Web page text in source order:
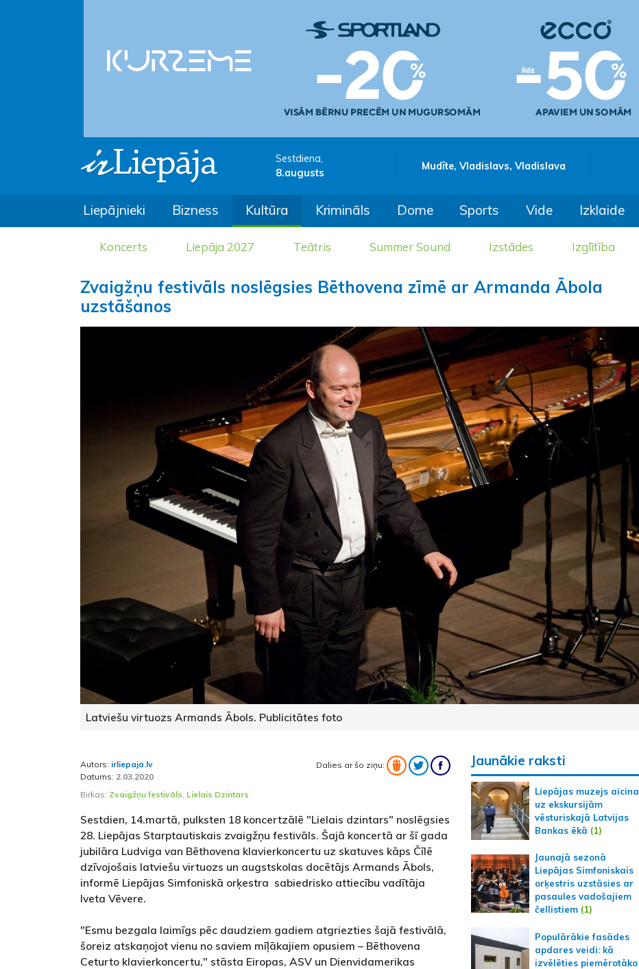
Sestdiena,
8.augusts
Mudīte, Vladislavs, Vladislava
Liepājnieki Bizness Kultūra Krimināls Dome Sports Vide Izklaide
Koncerts Liepāja 2027 Teātris Summer Sound Izstādes Izglītība
Zvaigžņu festivāls noslēgsies Bēthovena zīmē ar Armanda Ābola
uzstāšanos
Latviešu virtuozs Armands Ābols. Publicitātes foto
Autors: irliepaja.lv
Datums: 2.03.2020
Dalies ar šo ziņu:
Birkas: Zvaigžņu festivāls, Lielais Dzintars
Sestdien, 14.martā, pulksten 18 koncertzālē "Lielais dzintars" noslēgsies
28. Liepājas Starptautiskais zvaigžņu festivāls. Šajā koncertā ar šī gada
jubilāra Ludviga van Bēthovena klavierkoncertu uz skatuves kāps Čīlē
dzīvojošais latviešu virtuozs un augstskolas docētājs Armands Ābols,
informē Liepājas Simfoniskā orķestra sabiedrisko attiecību vadītāja
Iveta Vēvere.
"Esmu bezgala laimīgs pēc daudziem gadiem atgriezties šajā festivālā,
šoreiz atskaņojot vienu no saviem mīļākajiem opusiem – Bēthovena
Ceturto klavierkoncertu," stāsta Eiropas, ASV un Dienvidamerikas
Jaunākie raksti
Liepājas muzejs aicina
uz ekskursijām
vēsturiskajā Latvijas
Bankas ēkā (1)
Jaunajā sezonā
Liepājas Simfoniskais
orķestris uzstāsies ar
pasaules vadošajiem
čellistiem(1)
Populārākie fasādes
apdares veidi: kā
izvēlēties piemērotāko